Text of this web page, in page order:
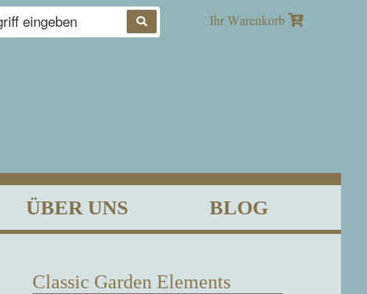
suchen
Ihr Warenkorb
ÜBER UNS BLOG
Classic Garden Elements